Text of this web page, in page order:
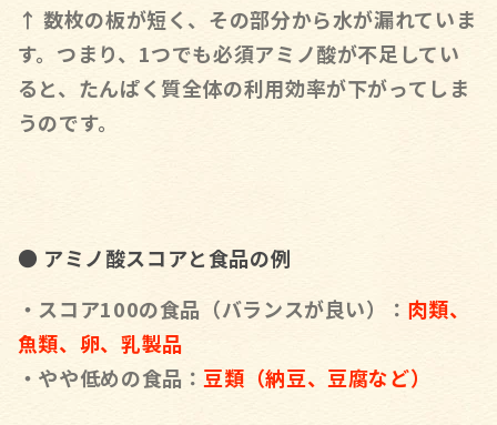
↑ 数枚の板が短く、その部分から水が漏れていま
す。 つまり、1つでも必須アミノ酸が不足してい
ると、たんぱく質全体の利用効率が下がってしま
うのです。
● アミノ酸スコアと食品の例
・スコア100の食品（バランスが良い）
： 肉類、
魚類、卵、乳製品
・やや低めの食品 ： 豆類（納豆、豆腐など）